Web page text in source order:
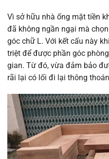
Vì sở hữu nhà ống mặt tiền
đã không ngần ngại mà
góc chữ L. Với kết cấu này
triệt để được phần góc
gian. Từ đó, vừa đảm bảo
rãi lại có lối đi lại thông